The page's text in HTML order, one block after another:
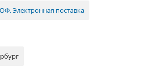
Электронная поставка